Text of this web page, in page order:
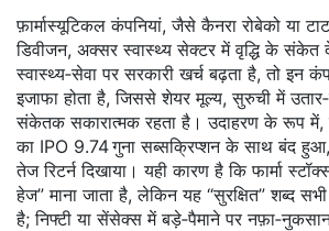
फ़ार्मास्यूटिकल कंपनियां, जैसे कैनरा रोबेको या
डिवीजन, अक्सर स्वास्थ्य सेक्टर में वृद्धि के संकेत
स्वास्थ्य‑सेवा पर सरकारी खर्च बढ़ता है, तो इन
इजाफा होता है, जिससेशेयर मूल्य,सुरुची में
संकेतकसकारात्मक रहता है। उदाहरण के रूप में,
का IPO 9.74 गुना सब्सक्रिप्शन के साथ बंद
तेज रिटर्न दिखाया। यही कारण है कि फार्मा
हेज” माना जाता है, लेकिन यह “सुरक्षित” शब्द
है; निफ्टी या सेंसेक्स में बड़े‑पैमाने पर